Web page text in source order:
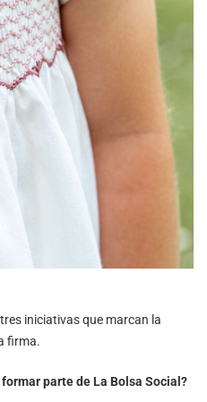
iniciativas que marcan la
firma.
parte de La Bolsa Social?